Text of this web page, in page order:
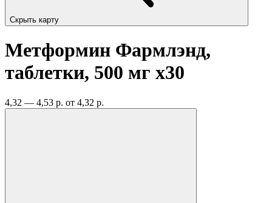
Скрыть карту
Метформин Фармлэнд,
таблетки, 500 мг x30
4,32 — 4,53 р. от 4,32 р.